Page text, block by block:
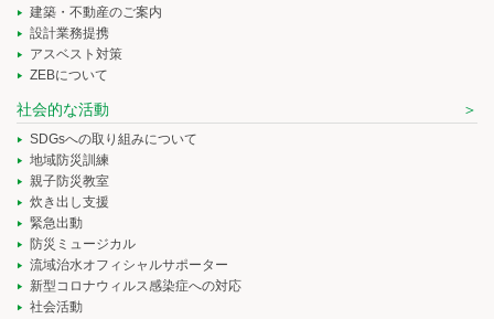
建築・不動産のご案内
設計業務提携
アスベスト対策
ZEBについて
社会的な活動
SDGsへの取り組みについて
地域防災訓練
親子防災教室
炊き出し支援
緊急出動
防災ミュージカル
流域治水オフィシャルサポーター
新型コロナウィルス感染症への対応
社会活動